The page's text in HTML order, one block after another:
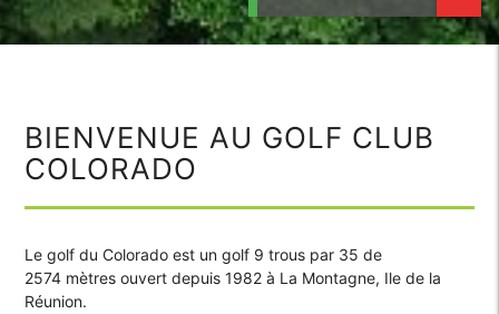
BIENVENUE AU GOLF CLUB
COLORADO
Le golf du Colorado est un golf 9 trous par 35 de
2574 mètres ouvert depuis 1982 à La Montagne, Ile de la
Réunion.